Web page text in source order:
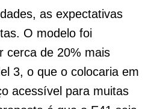
as expectativas
O modelo foi
cerca de 20% mais
3, o que o colocaria em
acessível para muitas